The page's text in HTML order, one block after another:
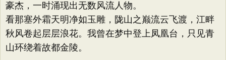
豪杰，一时涌现出无数风流人物。
看那塞外霜天明净如玉雕，陇山之巅流云飞渡，江畔
秋风卷起层层浪花。我曾在梦中登上凤凰台，只见青
山环绕着故都金陵。